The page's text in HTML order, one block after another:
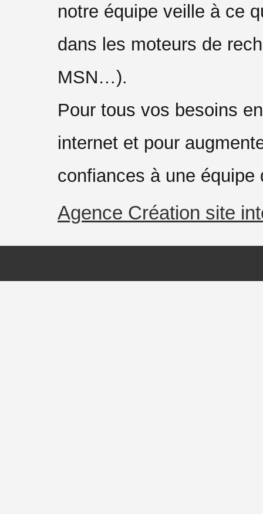
notre équipe veille à ce
dans les moteurs de
MSN…).
Pour tous vos besoins
internet et pour
confiances à une équipe
Agence Création site